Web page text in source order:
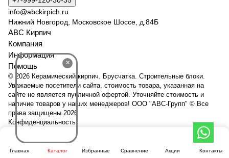
×
Главная Каталог Избранные Сравнение Акции Контакты
info@abckirpich.ru
Нижний Новгород, Московское Шоссе, д.84Б
АВС Кирпич
Компания
Информация
Помощь
© 2026 Керамический кирпич. Брусчатка. Строительные блоки.
Уважаемые посетители сайта, стоимость товара, указанная на
сайте не является публичной офертой. Уточняйте стоимость и
наличие товаров у наших менеджеров! ООО "АВС-Групп" © Все
права защищены 2026
Конфиденциальность